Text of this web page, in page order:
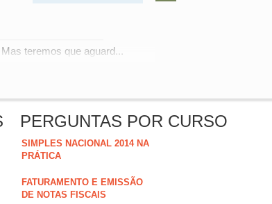
teremos que aguard...
PERGUNTAS POR CURSO
SIMPLES NACIONAL 2014 NA
PRÁTICA
FATURAMENTO E EMISSÃO
DE NOTAS FISCAIS